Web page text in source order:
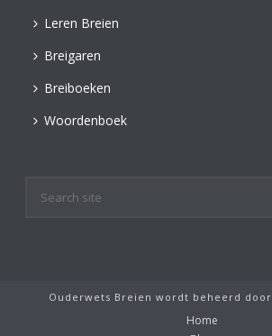
Leren Breien
Breigaren
Breiboeken
Woordenboek
Ouderwets Breien wordt beheerd door
Home